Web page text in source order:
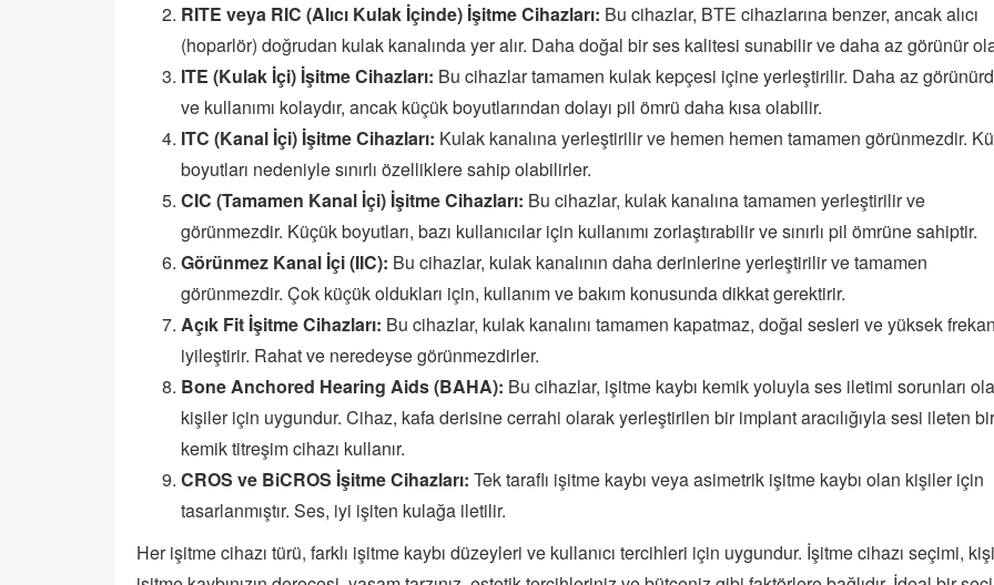
RITE veya RIC (Alıcı Kulak İçinde) İşitme Cihazları: Bu cihazlar, BTE cihazlarına benzer, ancak alıcı
(hoparlör) doğrudan kulak kanalında yer alır. Daha doğal bir ses kalitesi sunabilir ve daha az görünür
ITE (Kulak İçi) İşitme Cihazları: Bu cihazlar tamamen kulak kepçesi içine yerleştirilir. Daha az
ve kullanımı kolaydır, ancak küçük boyutlarından dolayı pil ömrü daha kısa olabilir.
ITC (Kanal İçi) İşitme Cihazları: Kulak kanalına yerleştirilir ve hemen hemen tamamen görünmezdir.
boyutları nedeniyle sınırlı özelliklere sahip olabilirler.
CIC (Tamamen Kanal İçi) İşitme Cihazları: Bu cihazlar, kulak kanalına tamamen yerleştirilir ve
görünmezdir. Küçük boyutları, bazı kullanıcılar için kullanımı zorlaştırabilir ve sınırlı pil ömrüne sahiptir.
Görünmez Kanal İçi (IIC): Bu cihazlar, kulak kanalının daha derinlerine yerleştirilir ve tamamen
görünmezdir. Çok küçük oldukları için, kullanım ve bakım konusunda dikkat gerektirir.
Açık Fit İşitme Cihazları: Bu cihazlar, kulak kanalını tamamen kapatmaz, doğal sesleri ve yüksek
iyileştirir. Rahat ve neredeyse görünmezdirler.
Bone Anchored Hearing Aids (BAHA): Bu cihazlar, işitme kaybı kemik yoluyla ses iletimi sorunları
kişiler için uygundur. Cihaz, kafa derisine cerrahi olarak yerleştirilen bir implant aracılığıyla sesi ileten bir
kemik titreşim cihazı kullanır.
CROS ve BiCROS İşitme Cihazları: Tek taraflı işitme kaybı veya asimetrik işitme kaybı olan kişiler için
tasarlanmıştır. Ses, iyi işiten kulağa iletilir.
Her işitme cihazı türü, farklı işitme kaybı düzeyleri ve kullanıcı tercihleri için uygundur. İşitme cihazı seçimi,